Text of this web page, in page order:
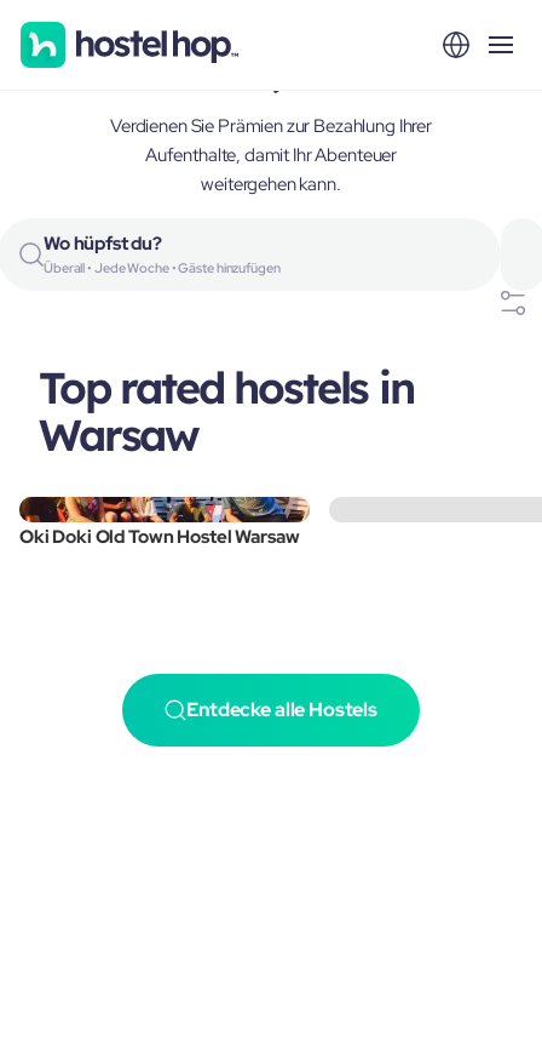
Warsaw, Poland
Verdienen Sie Prämien zur Bezahlung Ihrer
Aufenthalte, damit Ihr Abenteuer
weitergehen kann.
Wo hüpfst du?
Überall • Jede Woche • Gäste hinzufügen
Top rated hostels in
Warsaw
Oki Doki Old Town Hostel Warsaw
Entdecke alle Hostels